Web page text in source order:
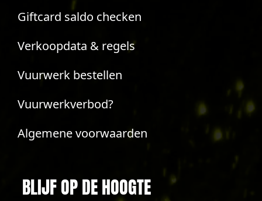
Giftcard saldo checken
Verkoopdata & regels
Vuurwerk bestellen
Vuurwerkverbod?
Algemene voorwaarden
BLIJF OP DE HOOGTE